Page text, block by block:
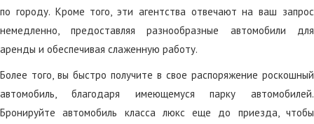
по городу. Кроме того, эти агентства отвечают на ваш запрос
немедленно, предоставляя разнообразные автомобили для
аренды и обеспечивая слаженную работу.
Более того, вы быстро получите в свое распоряжение роскошный
автомобиль, благодаря имеющемуся парку автомобилей.
Бронируйте автомобиль класса люкс еще до приезда, чтобы